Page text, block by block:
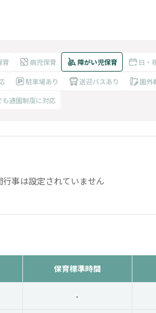
育 病児保育 障がい児保育 日・
駐車場あり 送迎バスあり 園外
も通園制度に対応
行事は設定されていません
保育標準時間
-